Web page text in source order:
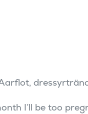
I’ll be too